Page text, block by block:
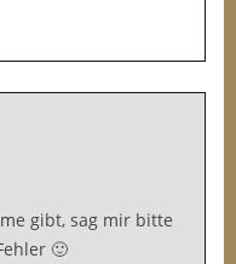
gibt, sag mir bitte
🙂